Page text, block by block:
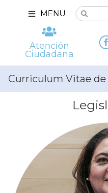
MENU
Atención
Ciudadana
Curriculum Vitae de